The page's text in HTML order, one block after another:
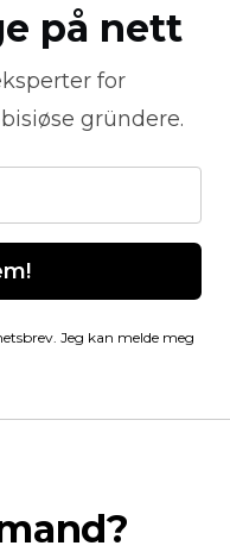
på nett
for
gründere.
Jeg kan melde meg